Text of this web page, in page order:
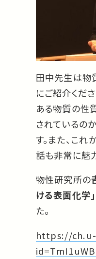
田中先生は物
にご紹介くだ
ある物質の性
されているの
す。また、こ
話も非常に魅
物性研究所の
ける表面化学」
た。
https://